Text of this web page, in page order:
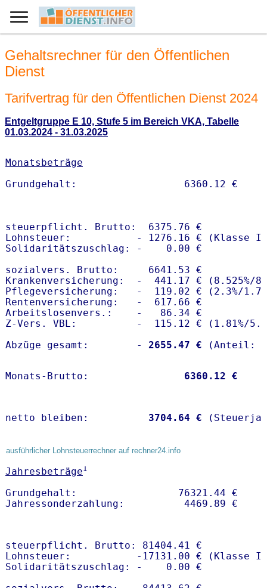
Gehaltsrechner für den Öffentlichen
Dienst
Tarifvertrag für den Öffentlichen Dienst 2024
Entgeltgruppe E 10, Stufe 5 im Bereich VKA, Tabelle
01.03.2024 - 31.03.2025
Monatsbeträge
steuerpflicht. Brutto:  6375.76 €
Lohnsteuer:           - 1276.16 € (Klasse I)
Solidaritätszuschlag: -    0.00 €
sozialvers. Brutto:     6641.53 €
Krankenversicherung:  -  441.17 € (8.525%/
Pflegeversicherung:   -  119.02 € (2.3%/
Rentenversicherung:   -  617.66 €
Arbeitslosenvers.:    -   86.34 €
Z-Vers. VBL:          -  115.12 € ( 1.81%/
Abzüge gesamt:        -
2655.47 €
Monats-Brutto: 6360.12 €
netto bleiben: 3704.64 €
ausführlicher Lohnsteuerrechner auf rechner24.info
Jahresbeträge1
Grundgehalt:                 76321.44 €
steuerpflicht. Brutto: 81404.41 €
Lohnsteuer:           -17131.00 € (Klasse I)
Solidaritätszuschlag: -    0.00 €